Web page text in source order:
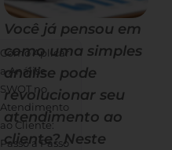
Como Aplicar
a Análise
SWOT no
Atendimento
ao Cliente:
Passo a Passo
Você já pensou em
como uma simples
análise pode
revolucionar seu
atendimento ao
cliente? Neste